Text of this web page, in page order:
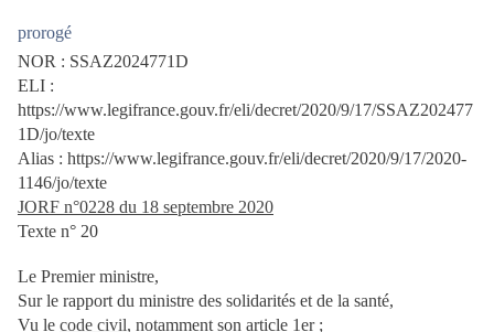
prorogé
NOR : SSAZ2024771D
ELI :
https://www.legifrance.gouv.fr/eli/decret/2020/9/17/SSAZ202477
1D/jo/texte
Alias : https://www.legifrance.gouv.fr/eli/decret/2020/9/17/2020-
1146/jo/texte
JORF n°0228 du 18 septembre 2020
Texte n° 20
Le Premier ministre,
Sur le rapport du ministre des solidarités et de la santé,
Vu le code civil, notamment son article 1er ;